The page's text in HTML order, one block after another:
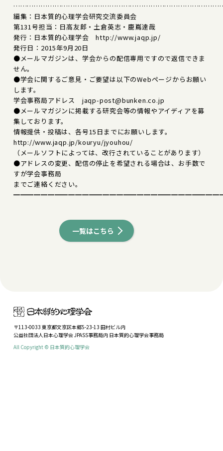
編集：日本質的心理学会研究交流委員会
第131号担当：日高友郎・土倉英志・鹿嶌達哉
発行：日本質的心理学会 http://www.jaqp.jp/
発行日：2015年9月20日
●メールマガジンは、学会からの配信専用ですので返信できま
せん。
●学会に関するご意見・ご要望は以下のWebページからお願い
します。
学会事務局アドレス jaqp-post@bunken.co.jp
●メールマガジンに掲載する研究会等の情報やアイディアを募
集しております。
情報提供・投稿は、各号15日までにお願いします。
http://www.jaqp.jp/kouryu/jyouhou/
（メールソフトによっては、改行されていることがあります）
●アドレスの変更、配信の停止を希望される場合は、お手数で
すが学会事務局
までご連絡ください。
一覧はこちら
〒113-0033 東京都文京区本郷5-23-13 田村ビル内
公益社団法人日本心理学会 JPASS事務局内 日本質的心理学会事務局
All Copyright © 日本質的心理学会